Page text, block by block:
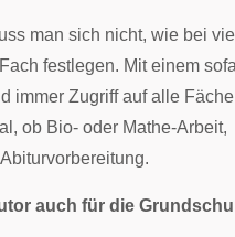
man sich nicht, wie bei
festlegen. Mit einem
immer Zugriff auf alle
ob Bio- oder Mathe-Arbeit,
auch für die